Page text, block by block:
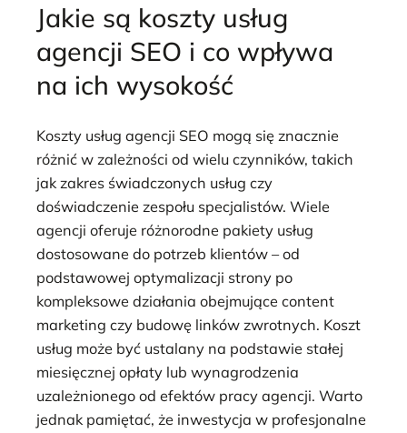
Jakie są koszty usług
agencji SEO i co wpływa
na ich wysokość
Koszty usług agencji SEO mogą się znacznie
różnić w zależności od wielu czynników, takich
jak zakres świadczonych usług czy
doświadczenie zespołu specjalistów. Wiele
agencji oferuje różnorodne pakiety usług
dostosowane do potrzeb klientów – od
podstawowej optymalizacji strony po
kompleksowe działania obejmujące content
marketing czy budowę linków zwrotnych. Koszt
usług może być ustalany na podstawie stałej
miesięcznej opłaty lub wynagrodzenia
uzależnionego od efektów pracy agencji. Warto
jednak pamiętać, że inwestycja w profesjonalne